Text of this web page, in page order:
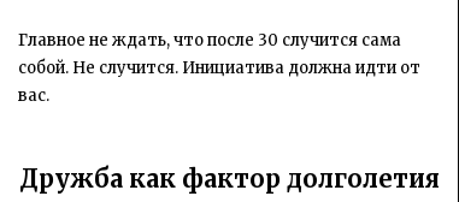
Главное не ждать, что после 30 случится сама
собой. Не случится. Инициатива должна идти от
вас.
Дружба как фактор долголетия